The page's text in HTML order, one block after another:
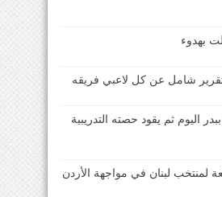
بهدوء
شامل عن كل لاعبي فريقه
اليوم ثم يقود حصته التدريبية
لمنتخب لبنان في مواجهة الأردن